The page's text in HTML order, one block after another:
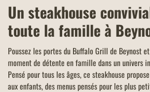
Un steakhouse
toute la famille à
Poussez les portes du Buffalo Grill de Beynost
moment de détente en famille dans un univers
Pensé pour tous les âges, ce steakhouse
aux enfants, des menus pensés pour les plus